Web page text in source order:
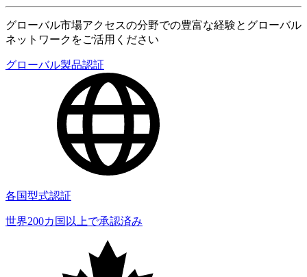
グローバル市場アクセスの分野での豊富な経験とグローバル
ネットワークをご活用ください
グローバル製品認証
各国型式認証
世界200カ国以上で承認済み